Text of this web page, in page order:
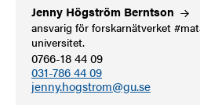
Jenny Högström Berntson
ansvarig för forskarnätverket
universitet.
0766-18 44 09
031-786 44 09
jenny.hogstrom@gu.se